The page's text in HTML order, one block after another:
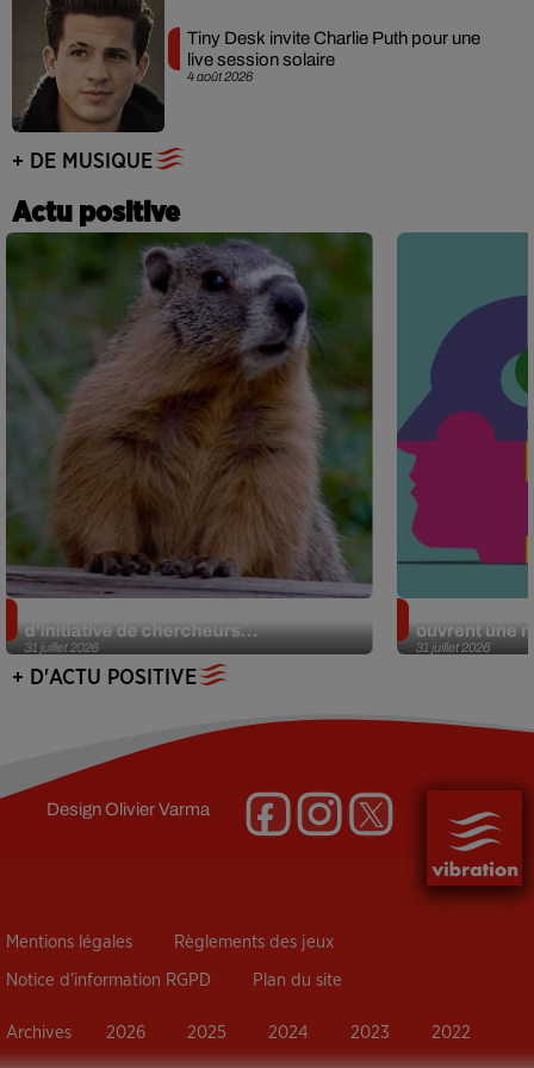
4 août 2026
Tiny Desk invite Charlie Puth pour une
live session solaire
+ DE MUSIQUE
Actu positive
31 juillet 2026
d’initiative de chercheurs...
31 juillet 2026
ouvrent une
+ D'ACTU POSITIVE
DesignOlivier Varma
Mentions légales Règlements des jeux
Notice d’information RGPD Plan du site
Archives 2026 2025 2024 2023 2022